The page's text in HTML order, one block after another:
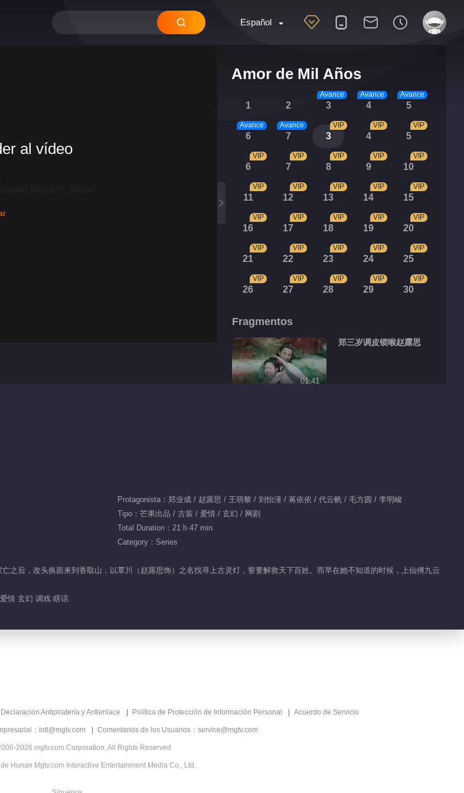
Español
Amor de Mil Años
1 2 3
Avance
4
Avance
5
Avance
6
Avance
7
Avance
3
VIP
4
VIP
5
VIP
6
VIP
7
VIP
8
VIP
9
VIP
10
VIP
11
VIP
12
VIP
13
VIP
14
VIP
15
VIP
16
VIP
17
VIP
18
VIP
19
VIP
20
VIP
21
VIP
22
VIP
23
VIP
24
VIP
25
VIP
26
VIP
27
VIP
28
VIP
29
VIP
30
VIP
Fragmentos
01:41
郑三岁调皮锁喉赵露思
00:55
01:55
02:41
川儿思念九云出现幻觉
al vídeo
Protagonista：郑业成 / 赵露思 / 王萌黎 / 刘怡潼 / 蒋依依 / 代云帆 / 毛方圆 / 李明峻
Tipo：芒果出品 / 古装 / 爱情 / 玄幻 / 网剧
Total Duration：21 h 47 min
Category：Series
之后，改头换面来到香取山，以覃川（赵露思饰）之名找寻上古灵灯，誓要解救天下百姓。而早在她不知道的时候，上仙傅九云
情 玄幻 调戏 瞎话
Declaración Antipiratería y Antienlace Política de Protección de Información Personal Acuerdo de Servicio
：intl@mgtv.com Comentarios de los Usuarios：service@mgtv.com
2026 mgtv.com Corporation, All Rights Reserved
Hunan Mgtv.com Interactive Entertainment Media Co., Ltd.